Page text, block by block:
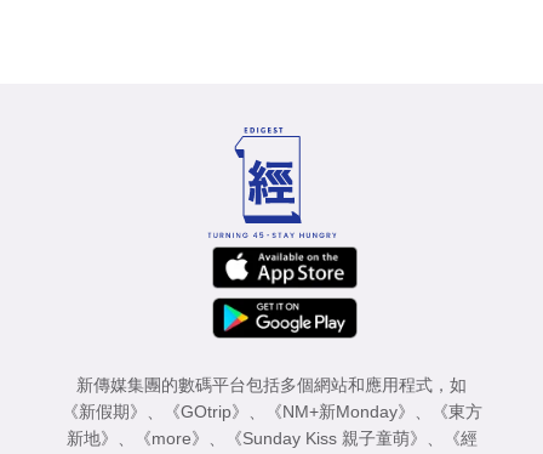
新傳媒集團的數碼平台包括多個網站和應用程式，如
《新假期》
《GOtrip》 《NM+新Monday》
《東方
新地》
《more》 《Sunday Kiss 親子童萌》
《經